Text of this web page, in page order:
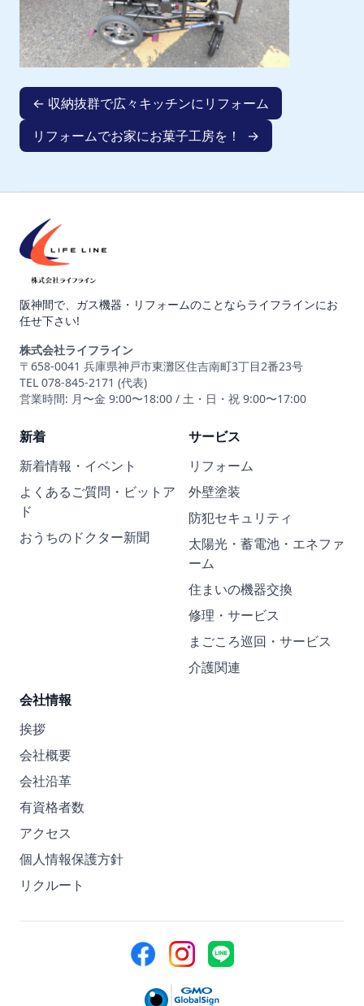
← 収納抜群で広々キッチンにリフォーム
リフォームでお家にお菓子工房を！ →
阪神間で、ガス機器・リフォームのことならライフラインにお
任せ下さい!
株式会社ライフライン
〒658-0041 兵庫県神戸市東灘区住吉南町3丁目2番23号
TEL 078-845-2171 (代表)
営業時間: 月〜金 9:00〜18:00 / 土・日・祝 9:00〜17:00
新着
新着情報・イベント
よくあるご質問・ビットア
ド
おうちのドクター新聞
サービス
リフォーム
外壁塗装
防犯セキュリティ
太陽光・蓄電池・エネファ
ーム
住まいの機器交換
修理・サービス
まごころ巡回・サービス
介護関連
会社情報
挨拶
会社概要
会社沿革
有資格者数
アクセス
個人情報保護方針
リクルート